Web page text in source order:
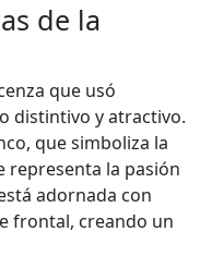
de la
que usó
distintivo y atractivo.
que simboliza la
representa la pasión
adornada con
frontal, creando un